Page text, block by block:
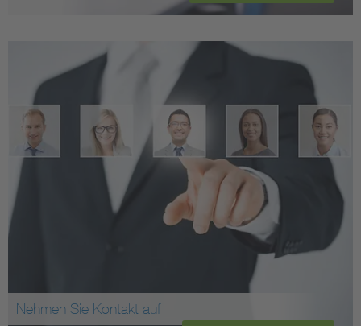
Nehmen Sie Kontakt auf